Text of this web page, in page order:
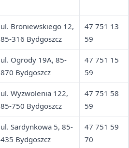
ul. Broniewskiego 12,
85-316 Bydgoszcz
47 751 13
59
ul. Ogrody 19A, 85-
870 Bydgoszcz
47 751 15
59
ul. Wyzwolenia 122,
85-750 Bydgoszcz
47 751 58
59
ul. Sardynkowa 5, 85-
435 Bydgoszcz
47 751 59
70